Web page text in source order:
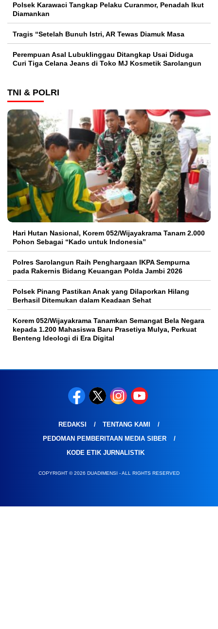
Polsek Karawaci Tangkap Pelaku Curanmor, Penadah Ikut
Diamankan
Tragis “Setelah Bunuh Istri, AR Tewas Diamuk Masa
Perempuan Asal Lubuklinggau Ditangkap Usai Diduga
Curi Tiga Celana Jeans di Toko MJ Kosmetik Sarolangun
TNI & POLRI
Hari Hutan Nasional, Korem 052/Wijayakrama Tanam 2.000
Pohon Sebagai “Kado untuk Indonesia”
Polres Sarolangun Raih Penghargaan IKPA Sempurna
pada Rakernis Bidang Keuangan Polda Jambi 2026
Polsek Pinang Pastikan Anak yang Dilaporkan Hilang
Berhasil Ditemukan dalam Keadaan Sehat
Korem 052/Wijayakrama Tanamkan Semangat Bela Negara
kepada 1.200 Mahasiswa Baru Prasetiya Mulya, Perkuat
Benteng Ideologi di Era Digital
REDAKSI
TENTANG KAMI
PEDOMAN PEMBERITAAN MEDIA SIBER
KODE ETIK JURNALISTIK
COPYRIGHT © 2026 DUADIMENSI - ALL RIGHTS RESERVED